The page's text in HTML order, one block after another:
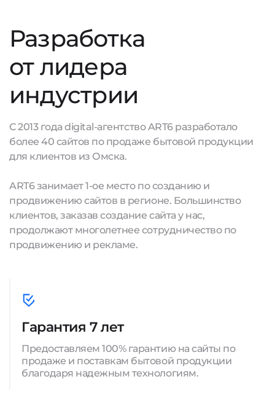
Разработка
от лидера
индустрии
С 2013 года digital-агентство ART6 разработало
более 40 сайтов по продаже бытовой продукции
для клиентов из Омска.
ART6 занимает 1-ое место по созданию и
продвижению сайтов в регионе. Большинство
клиентов, заказав создание сайта у нас,
продолжают многолетнее сотрудничество по
продвижению и рекламе.
Гарантия 7 лет
Предоставляем 100% гарантию на сайты по
продаже и поставкам бытовой продукции
благодаря надежным технологиям.